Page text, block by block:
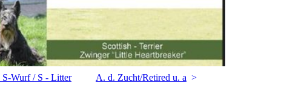
S-Wurf / S - Litter A. d. Zucht/Retired u. a